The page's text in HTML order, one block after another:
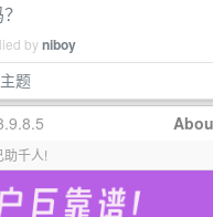
byniboy
题
千人!